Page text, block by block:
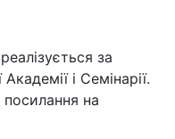
за
і Семінарії.
на